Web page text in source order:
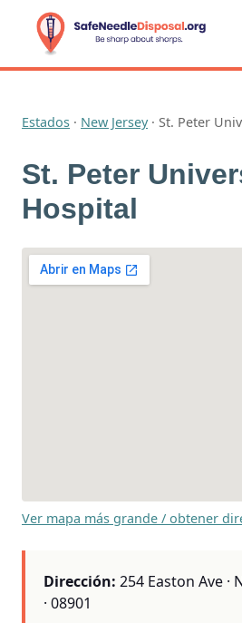
Estados · New Jersey· St. Peter
St. Peter
Hospital
Ver mapa más grande / obtener
Dirección: 254 Easton Ave ·
· 08901